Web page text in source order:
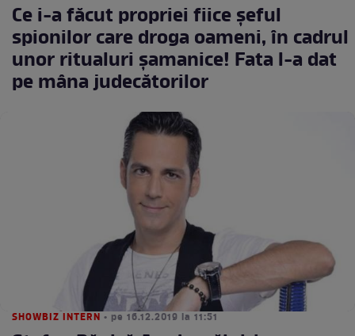
Ce i-a făcut propriei fiice şeful
spionilor care droga oameni, în cadrul
unor ritualuri şamanice! Fata l-a dat
pe mâna judecătorilor
SHOWBIZ INTERN • pe 16.12.2019 la 11:51